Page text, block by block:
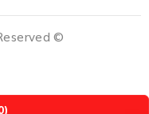
© Nabtech. All Rights Reserved.
(0)